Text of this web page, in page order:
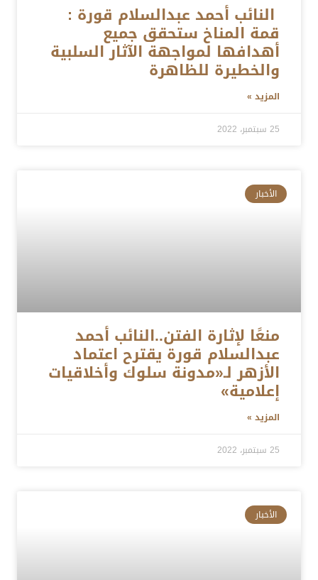
النائب أحمد عبدالسلام قورة :
قمة المناخ ستحقق جميع
أهدافها لمواجهة الآثار السلبية
والخطيرة للظاهرة
المزيد »
25 سبتمبر، 2022
الأخبار
منعًا لإثارة الفتن..النائب أحمد
عبدالسلام قورة يقترح اعتماد
الأزهر لـ«مدونة سلوك وأخلاقيات
إعلامية»
المزيد »
25 سبتمبر، 2022
الأخبار